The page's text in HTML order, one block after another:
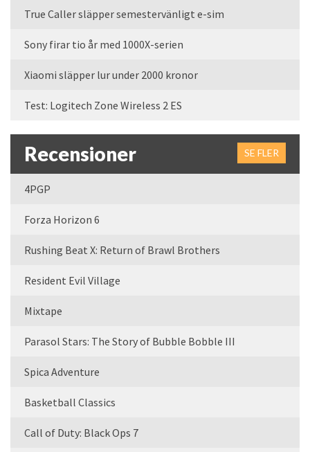
True Caller släpper semestervänligt e-sim
Sony firar tio år med 1000X-serien
Xiaomi släpper lur under 2000 kronor
Test: Logitech Zone Wireless 2 ES
Recensioner SE FLER
4PGP
Forza Horizon 6
Rushing Beat X: Return of Brawl Brothers
Resident Evil Village
Mixtape
Parasol Stars: The Story of Bubble Bobble III
Spica Adventure
Basketball Classics
Call of Duty: Black Ops 7